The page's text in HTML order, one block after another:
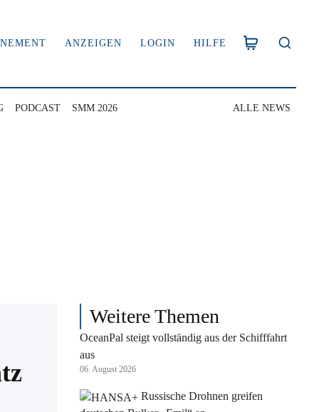
ANZEIGEN LOGIN HILFE
PODCAST SMM 2026 ALLE NEWS
Weitere Themen
OceanPal steigt vollständig aus der Schifffahrt
aus
06. August 2026
Russische Drohnen greifen